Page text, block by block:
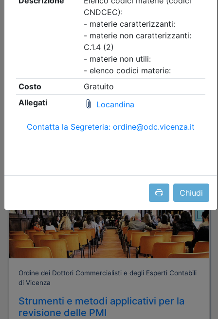
Chiudi
E-Learning
Allegati
Note
nessuna
Ordine dei Dottori Commercialisti e degli Esperti Contabili
di Vicenza
Strumenti e metodi applicativi per la
revisione delle PMI